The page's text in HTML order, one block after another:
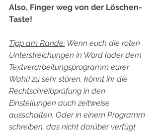
Also, Finger weg von der Löschen-
Taste!
Tipp am Rande: Wenn euch die roten
Unterstreichungen in Word (oder dem
Textverarbeitungsprogramm eurer
Wahl) zu sehr stören, könnt ihr die
Rechtschreibprüfung in den
Einstellungen auch zeitweise
ausschalten. Oder in einem Programm
schreiben, das nicht darüber verfügt